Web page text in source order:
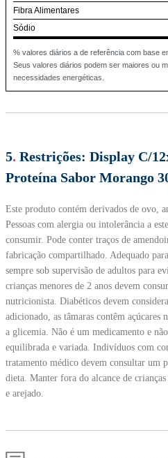
Fibra Alimentares
Sódio
% valores diários a de referência com base
Seus valores diários podem ser maiores ou
necessidades energéticas.
5. Restrições: Display C/
Proteína Sabor Morango
Este produto contém derivados de ovo,
Pessoas com alergia ou intolerância a
consumir. Pode conter traços de
fabricação compartilhado. Adequado
sempre sob supervisão de adultos para
crianças menores de 2 anos devem
nutricionista. Diabéticos devem
adicionado, as tâmaras contêm
a glicemia. Não é um medicamento e
equilibrada e variada. Indivíduos com
tratamento médico devem consultar um
dieta. Manter fora do alcance de
e arejado.